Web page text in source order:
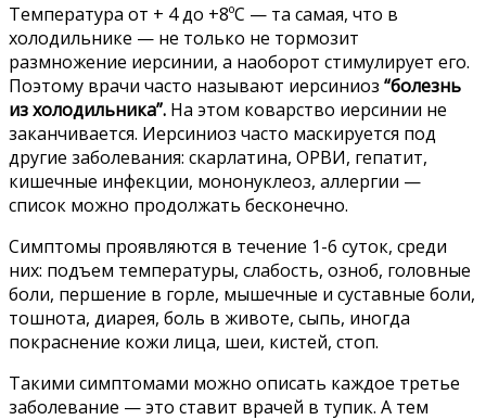
Температура от + 4 до +8ºC — та самая, что в
холодильнике — не только не тормозит
размножение иерсинии, а наоборот стимулирует его.
Поэтому врачи часто называют иерсиниоз “болезнь
из холодильника”. На этом коварство иерсинии не
заканчивается. Иерсиниоз часто маскируется под
другие заболевания: скарлатина, ОРВИ, гепатит,
кишечные инфекции, мононуклеоз, аллергии —
список можно продолжать бесконечно.
Симптомы проявляются в течение 1-6 суток, среди
них: подъем температуры, слабость, озноб, головные
боли, першение в горле, мышечные и суставные боли,
тошнота, диарея, боль в животе, сыпь, иногда
покраснение кожи лица, шеи, кистей, стоп.
Такими симптомами можно описать каждое третье
заболевание — это ставит врачей в тупик. А тем